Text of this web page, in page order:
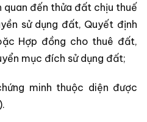
quan đến thửa đất chịu thuế
sử dụng đất, Quyết định
Hợp đồng cho thuê đất,
mục đích sử dụng đất;
minh thuộc diện được